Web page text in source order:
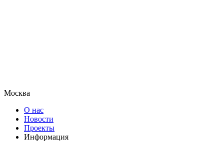
Москва
О нас
Новости
Проекты
Информация